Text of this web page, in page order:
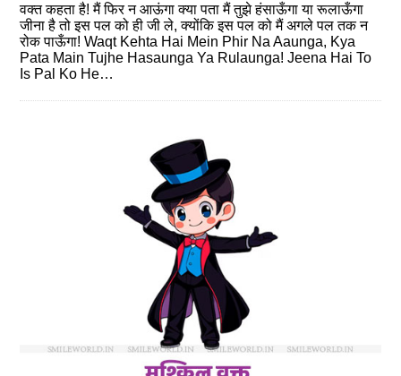
वक्त कहता है! मैं फिर न आऊंगा क्या पता मैं तुझे हंसाऊँगा या रूलाऊँगा
जीना है तो इस पल को ही जी ले, क्योंकि इस पल को मैं अगले पल तक न
रोक पाऊँगा! Waqt Kehta Hai Mein Phir Na Aaunga, Kya
Pata Main Tujhe Hasaunga Ya Rulaunga! Jeena Hai To
Is Pal Ko He…